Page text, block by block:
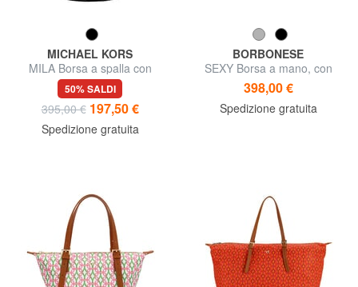
MICHAEL KORS
MILA Borsa a spalla con
tracolla, in pelle
50% SALDI
395,00 € 197,50 €
Spedizione gratuita
BORBONESE
SEXY Borsa a mano, con
tracolla
398,00 €
Spedizione gratuita